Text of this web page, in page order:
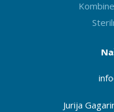
Jurija